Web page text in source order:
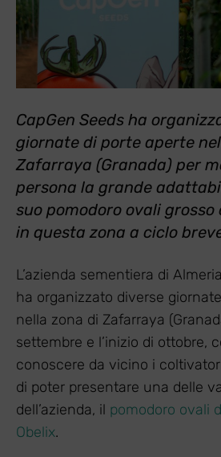
CapGen Seeds ha
giornate di porte aperte
Zafarraya (Granada) per
persona la grande
suo pomodoro ovali grosso
in questa zona a ciclo
L’azienda sementiera di
ha organizzato diverse
nella zona di Zafarraya
settembre e l’inizio di ottobre,
conoscere da vicino i
di poter presentare una delle
dell’azienda, il pomodoro ovali
Obelix.